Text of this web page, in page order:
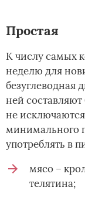
Простая
К числу самых
неделю для
безуглеводная
ней
не
минимального
употреблять в
мясо –
телятина;